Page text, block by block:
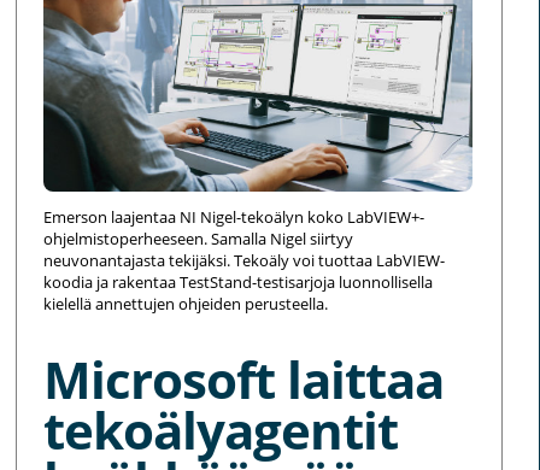
Emerson laajentaa NI Nigel-tekoälyn koko LabVIEW+-
ohjelmistoperheeseen. Samalla Nigel siirtyy
neuvonantajasta tekijäksi. Tekoäly voi tuottaa LabVIEW-
koodia ja rakentaa TestStand-testisarjoja luonnollisella
kielellä annettujen ohjeiden perusteella.
Microsoft laittaa
tekoälyagentit